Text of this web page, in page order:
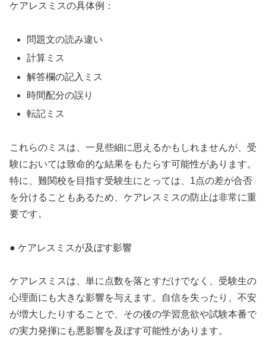
ケアレスミスの具体例：
問題文の読み違い
計算ミス
解答欄の記入ミス
時間配分の誤り
転記ミス
これらのミスは、一見些細に思えるかもしれませんが、受
験においては致命的な結果をもたらす可能性があります。
特に、難関校を目指す受験生にとっては、1点の差が合否
を分けることもあるため、ケアレスミスの防止は非常に重
要です。
● ケアレスミスが及ぼす影響
ケアレスミスは、単に点数を落とすだけでなく、受験生の
心理面にも大きな影響を与えます。自信を失ったり、不安
が増大したりすることで、その後の学習意欲や試験本番で
の実力発揮にも悪影響を及ぼす可能性があります。